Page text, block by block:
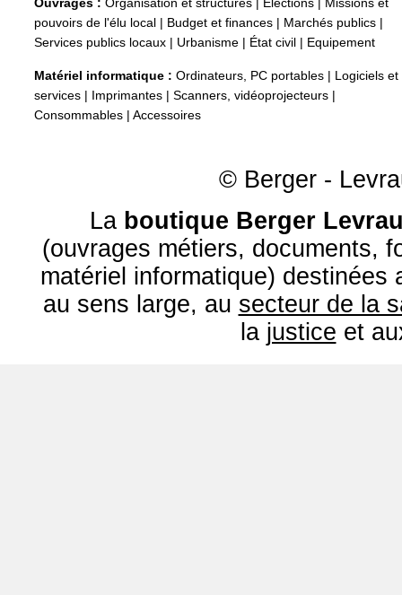
Ouvrages : Organisation et structures Élections
Missions et
pouvoirs de l'élu local
Budget et finances Marchés publics
Services publics locaux
Urbanisme État civil Equipement
Matériel informatique : Ordinateurs, PC portables
Logiciels et
services
Imprimantes Scanners, vidéoprojecteurs
Consommables
Accessoires
© Berger -
La boutique Berger
(ouvrages métiers, documents,
matériel informatique) destinées
au sens large, au secteur de la
la justice et